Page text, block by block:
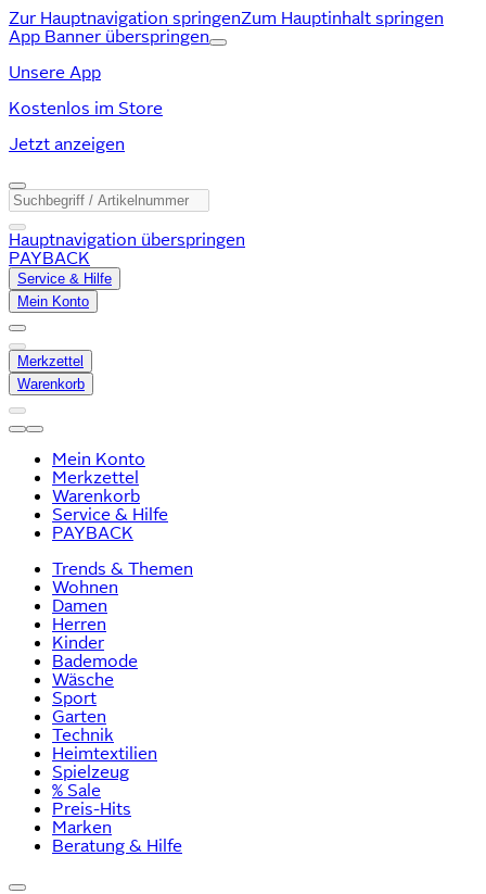
Zur Hauptnavigation springenZum Hauptinhalt springen
App Banner überspringen
Unsere App
Kostenlos im Store
Jetzt anzeigen
Hauptnavigation überspringen
PAYBACK
Service & Hilfe
Mein Konto
Merkzettel
Warenkorb
Mein Konto
Merkzettel
Warenkorb
Service & Hilfe
PAYBACK
Trends & Themen
Wohnen
Damen
Herren
Kinder
Bademode
Wäsche
Sport
Garten
Technik
Heimtextilien
Spielzeug
% Sale
Preis-Hits
Marken
Beratung & Hilfe